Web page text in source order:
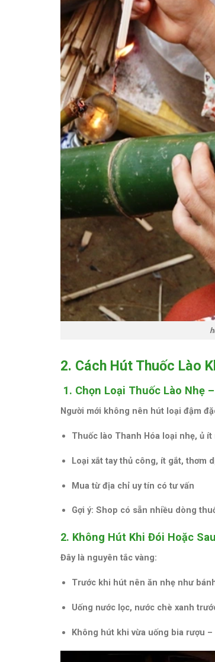
2. Cách Hút Thuốc Lào
1. Chọn Loại Thuốc Lào Nhẹ
Người mới không nên hút loại đậm
Thuốc lào Thanh Hóa loại nhẹ, ủ ít
Loại xắt tay thủ công, ít gắt, thơm
Mua từđịa chỉ uy tín có tư vấn
Gợi ý: Shop có sẵn nhiều dòng
2. Không Hút Khi Đói Hoặc
Đây là nguyên tắc vàng:
Trước khi hút nên ăn nhẹ như
Uống nước lọc, nước chè xanh
Không hút khi vừa uống bia rượu –